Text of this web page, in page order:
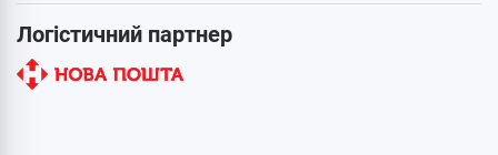
Логістичний партнер